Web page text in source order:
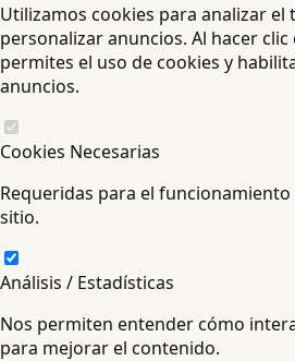
Utilizamos cookies para analizar el
personalizar anuncios. Al hacer
permites el uso de cookies y
anuncios.
Cookies Necesarias
Requeridas para el
sitio.
Análisis / Estadísticas
Nos permiten entender cómo
para mejorar el contenido.